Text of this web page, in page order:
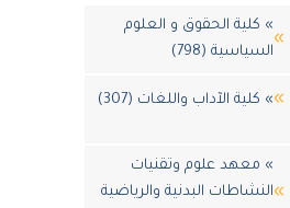
» كلية الحقوق و العلوم
السياسية (798)
» كلية الآداب واللغات (307)
» معهد علوم وتقنيات
النشاطات البدنية والرياضية